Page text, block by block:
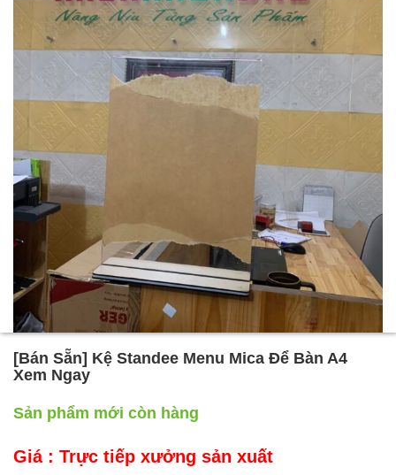
[Bán Sẵn] Kệ Standee Menu Mica Để Bàn A4
Xem Ngay
Sản phẩm mới còn hàng
Giá : Trực tiếp xưởng sản xuất